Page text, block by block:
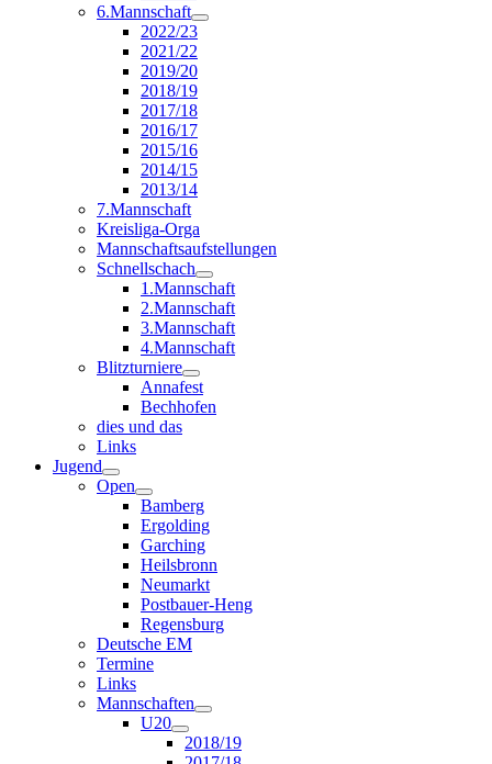
6.Mannschaft
2022/23
2021/22
2019/20
2018/19
2017/18
2016/17
2015/16
2014/15
2013/14
7.Mannschaft
Kreisliga-Orga
Mannschaftsaufstellungen
Schnellschach
1.Mannschaft
2.Mannschaft
3.Mannschaft
4.Mannschaft
Blitzturniere
Annafest
Bechhofen
dies und das
Links
Jugend
Open
Bamberg
Ergolding
Garching
Heilsbronn
Neumarkt
Postbauer-Heng
Regensburg
Deutsche EM
Termine
Links
Mannschaften
U20
2018/19